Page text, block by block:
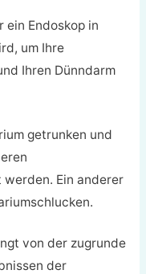
ein Endoskop in
um Ihre
Ihren Dünndarm
getrunken und
Ein anderer
von der zugrunde
der